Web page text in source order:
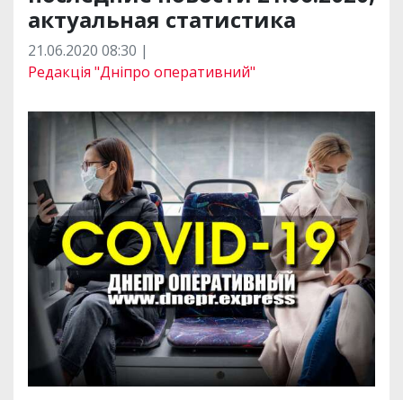
актуальная статистика
21.06.2020 08:30 |
Редакція "Дніпро оперативний"